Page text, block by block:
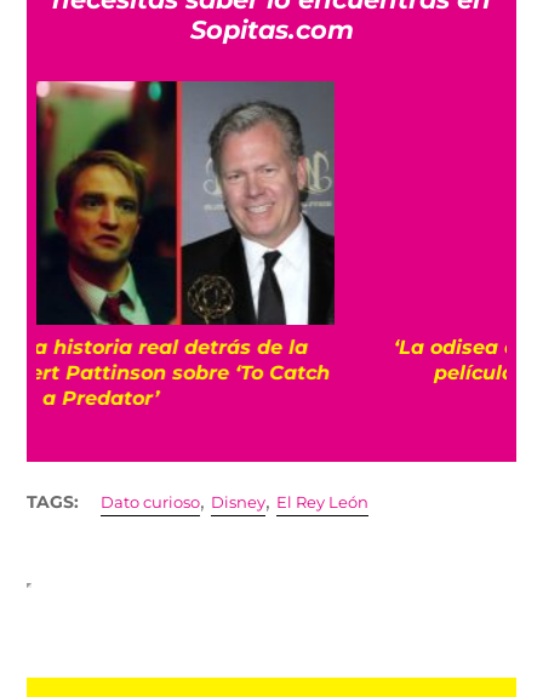
Sopitas.com
‘La odisea de los muñecos’: La primera
película stop motion en México
TAGS: Dato curioso, Disney, El Rey León